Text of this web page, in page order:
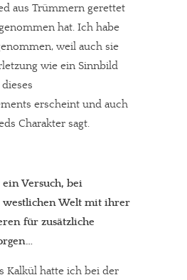
aus Trümmern gerettet
hat. Ich habe
weil auch sie
wie ein Sinnbild
erscheint und auch
Charakter sagt.
Versuch, bei
westlichen Welt mit ihrer
für zusätzliche
Kalkül hatte ich bei der